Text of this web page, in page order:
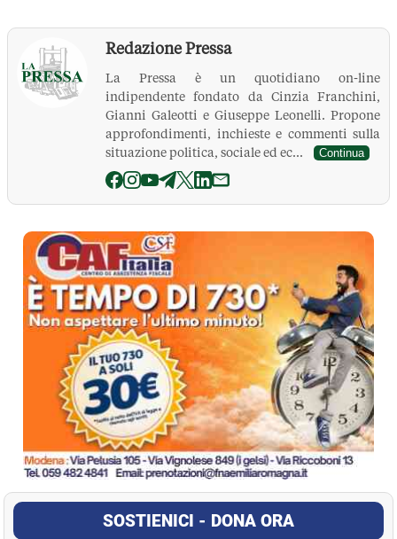
Redazione Pressa
La Pressa è un quotidiano on-line
indipendente fondato da Cinzia Franchini,
Gianni Galeotti e Giuseppe Leonelli. Propone
approfondimenti, inchieste e commenti sulla
situazione politica, sociale ed ec...
Continua
La Pressa
SOSTIENICI - DONA ORA